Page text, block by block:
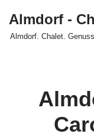
Zum
Almdorf -
Almdorf. Chalet.